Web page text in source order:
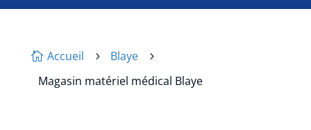
 Accueil 5 Blaye 5
Magasin matériel médical Blaye